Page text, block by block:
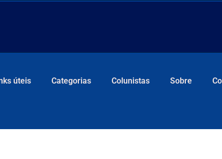
úteis Categorias Colunistas Sobre